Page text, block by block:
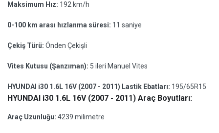
Maksimum Hız: 192 km/h
0-100 km arası hızlanma süresi: 11 saniye
Çekiş Türü: Önden Çekişli
Vites Kutusu (Şanzıman): 5 ileri Manuel Vites
HYUNDAI i30 1.6L 16V (2007 - 2011) Lastik Ebatları: 195/65R15
HYUNDAI i30 1.6L 16V (2007 - 2011) Araç Boyutları:
Araç Uzunluğu: 4239 milimetre